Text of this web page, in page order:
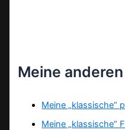
Meine
Meine „klassische“
Meine „klassische“